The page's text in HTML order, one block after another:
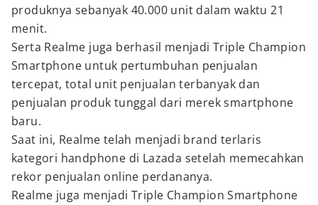
produknya sebanyak 40.000 unit dalam waktu 21
menit.
Serta Realme juga berhasil menjadi Triple Champion
Smartphone untuk pertumbuhan penjualan
tercepat, total unit penjualan terbanyak dan
penjualan produk tunggal dari merek smartphone
baru.
Saat ini, Realme telah menjadi brand terlaris
kategori handphone di Lazada setelah memecahkan
rekor penjualan online perdananya.
Realme juga menjadi Triple Champion Smartphone